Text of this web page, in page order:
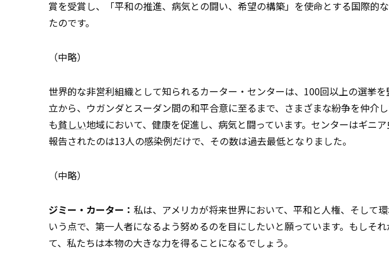
賞を受賞し、「平和の推進、病気との闘い、希望の構築」を使命とする国際的
たのです。
（中略）
世界的な非営利組織として知られるカーター・センターは、100回以上の選挙
立から、ウガンダとスーダン間の和平合意に至るまで、さまざまな紛争を仲介
も貧しい地域において、健康を促進し、病気と闘っています。センターはギニ
報告されたのは13人の感染例だけで、その数は過去最低となりました。
（中略）
ジミー・カーター： 私は、アメリカが将来世界において、平和と人権、そして
いう点で、第一人者になるよう努めるのを目にしたいと願っています。もしそ
て、私たちは本物の大きな力を得ることになるでしょう。